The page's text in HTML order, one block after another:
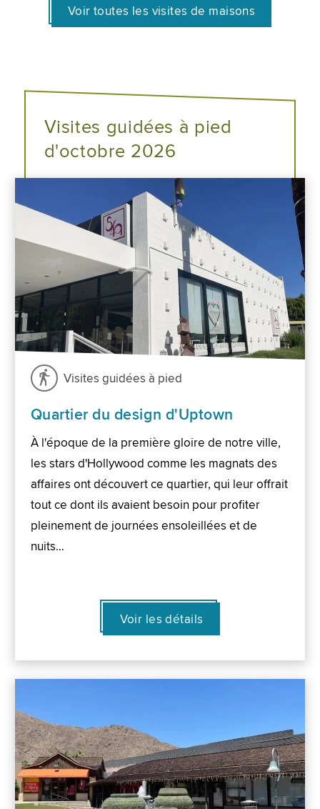
Voir toutes les visites de maisons
Visites guidées à pied
d'octobre 2026
Visites guidées à pied
Quartier du design d'Uptown
À l'époque de la première gloire de notre ville,
les stars d'Hollywood comme les magnats des
affaires ont découvert ce quartier, qui leur offrait
tout ce dont ils avaient besoin pour profiter
pleinement de journées ensoleillées et de
nuits…
Voir les détails